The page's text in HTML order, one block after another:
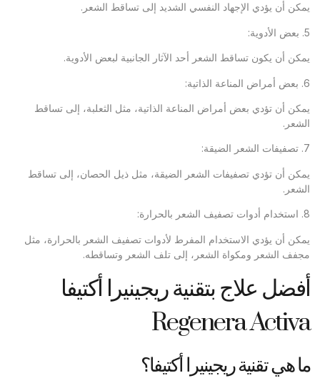
يمكن أن يؤدي الإجهاد النفسي الشديد إلى تساقط الشعر.
5. بعض الأدوية:
يمكن أن يكون تساقط الشعر أحد الآثار الجانبية لبعض الأدوية.
6. بعض أمراض المناعة الذاتية:
يمكن أن تؤدي بعض أمراض المناعة الذاتية، مثل الثعلبة، إلى تساقط
الشعر.
7. تصفيفات الشعر الضيقة:
يمكن أن تؤدي تصفيفات الشعر الضيقة، مثل ذيل الحصان، إلى تساقط
الشعر.
8. استخدام أدوات تصفيف الشعر بالحرارة:
يمكن أن يؤدي الاستخدام المفرط لأدوات تصفيف الشعر بالحرارة، مثل
مجفف الشعر ومكواة الشعر، إلى تلف الشعر وتساقطه.
أفضل علاج بتقنية ريجينيرا أكتيفا
Regenera Activa
ما هي تقنية ريجينيرا أكتيفا؟